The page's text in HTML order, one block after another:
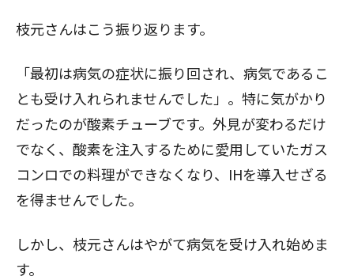
枝元さんはこう振り返ります。
「最初は病気の症状に振り回され、病気であるこ
とも受け入れられませんでした」。特に気がかり
だったのが酸素チューブです。外見が変わるだけ
でなく、酸素を注入するために愛用していたガス
コンロでの料理ができなくなり、IHを導入せざる
を得ませんでした。
しかし、枝元さんはやがて病気を受け入れ始めま
す。